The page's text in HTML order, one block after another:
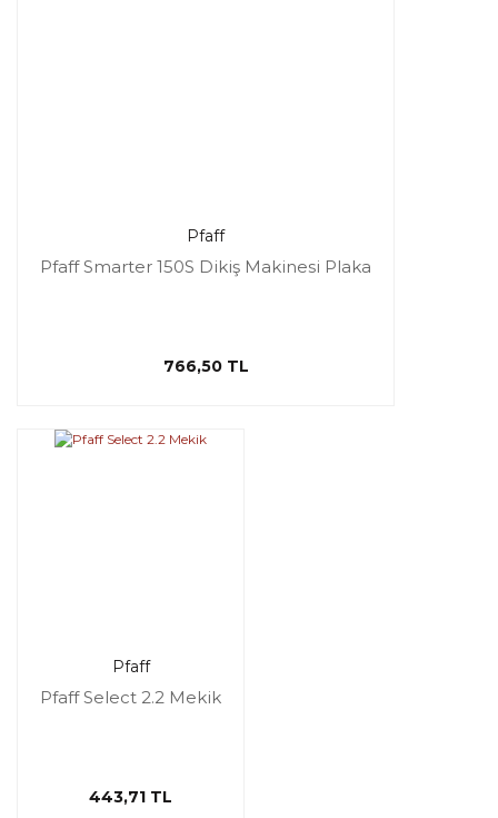
Pfaff
Pfaff Smarter 150S Dikiş Makinesi Plaka
766,50 TL
Pfaff
Pfaff Select 2.2 Mekik
443,71 TL